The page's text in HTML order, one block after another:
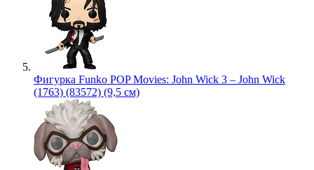
Фигурка Funko POP Movies: John Wick 3 – John Wick
(1763) (83572) (9,5 см)